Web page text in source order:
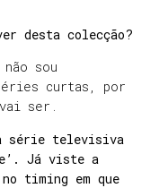
desta colecção?
sou
curtas, por
ser.
série televisiva
Já viste a
timing em que